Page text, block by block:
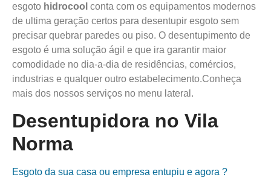
esgoto hidrocool conta com os equipamentos modernos
de ultima geração certos para desentupir esgoto sem
precisar quebrar paredes ou piso. O desentupimento de
esgoto é uma solução ágil e que ira garantir maior
comodidade no dia-a-dia de residências, comércios,
industrias e qualquer outro estabelecimento.Conheça
mais dos nossos serviços no menu lateral.
Desentupidora no Vila
Norma
Esgoto da sua casa ou empresa entupiu e agora ?